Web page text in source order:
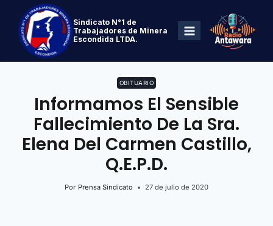
Sindicato N°1 de
Trabajadores de Minera
Escondida LTDA.
OBITUARIO
Informamos El Sensible
Fallecimiento De La Sra.
Elena Del Carmen Castillo,
Q.E.P.D.
Por Prensa Sindicato 27 de julio de 2020